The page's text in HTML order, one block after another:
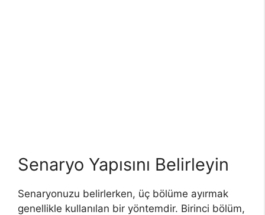
Senaryo Yapısını Belirleyin
Senaryonuzu belirlerken, üç bölüme ayırmak
genellikle kullanılan bir yöntemdir. Birinci bölüm,